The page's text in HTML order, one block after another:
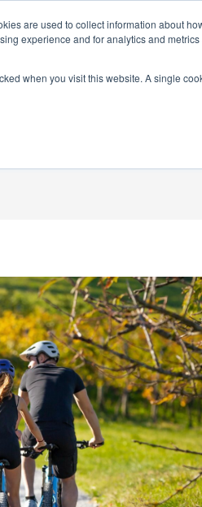
are used to collect information about
experience and for analytics and
when you visit this website. A single
Fahrradwahl